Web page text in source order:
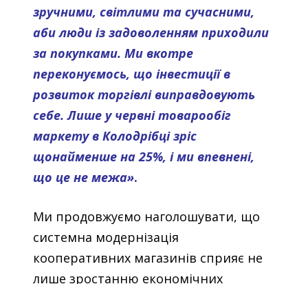
зручними, світлими та сучасними,
аби люди із задоволенням приходили
за покупками. Ми вкотре
переконуємось, що інвестиції в
розвиток торгівлі виправдовують
себе. Лише у червні товарообіг
маркету в Колодрібці зріс
щонайменше на 25%, і ми впевнені,
що це не межа».
Ми продовжуємо наголошувати, що
системна модернізація
кооперативних магазинів сприяє не
лише зростанню економічних